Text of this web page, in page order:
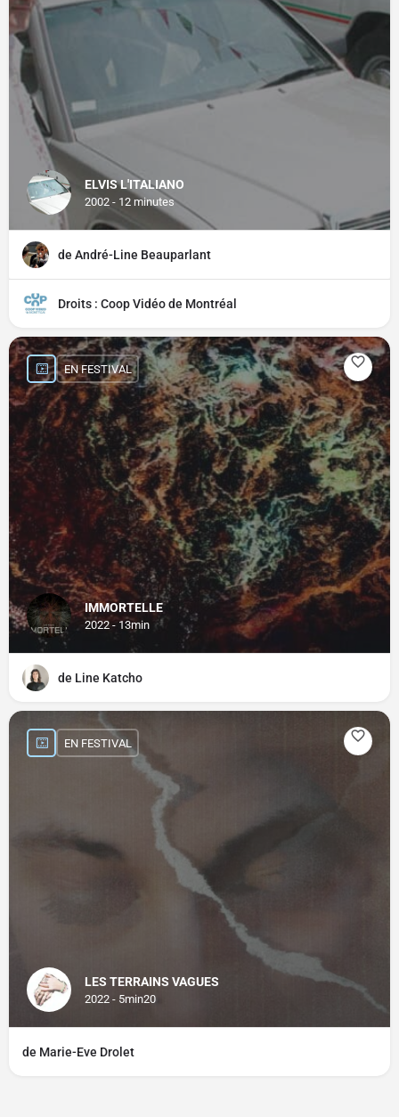
ELVIS L'ITALIANO
2002 - 12 minutes
de André-Line Beauparlant
Droits : Coop Vidéo de Montréal
IMMORTELLE
2022 - 13min
EN FESTIVAL
de Line Katcho
LES TERRAINS VAGUES
2022 - 5min20
EN FESTIVAL
de Marie-Eve Drolet